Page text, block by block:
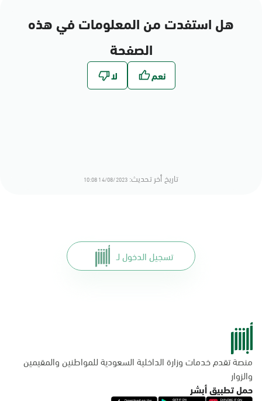
هل استفدت من المعلومات في هذه
الصفحة
تاريخ أخر تحديث: 14/08/2023 10:08
تسجيل الدخول لـ
منصة تقدم خدمات وزارة الداخلية السعودية للمواطنين والمقيمين
والزوار
حمل تطبيق أبشر